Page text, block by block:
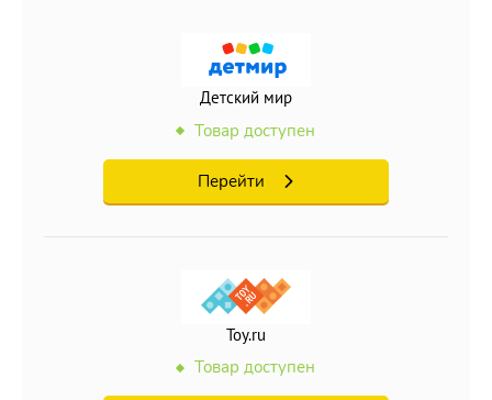
Детский мир
Товар доступен
Перейти
Toy.ru
Товар доступен